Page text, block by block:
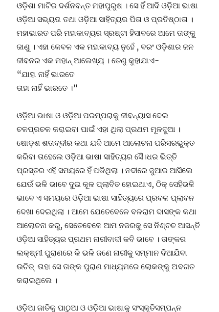
ଓଡ଼ିଶା ମାଟିର ଦର୍ଶନବନ୍ତ ମହାପୁରୁଷ । ସେ ହିଁ ଆଦି ଓଡ଼ିଆ ଭାଷା
ଓଡ଼ିଆ ସଭ୍ୟତା ତଥା ଓଡ଼ିଆ ସାହିତ୍ୟର ପିତା ଓ ପ୍ରତିଷ୍ଠାତା ।
ମହାଭାରତ ପରି ମହାକାବ୍ୟର ସ୍ରଷ୍ଟା ହିସାବରେ ଆମେ ତାଙ୍କୁ
ଜାଣୁ । ଏହା କେବଳ ଏକ ମହାକାବ୍ୟ ନୁହେଁ , ବରଂ ଓଡ଼ିଶାର ଜନ
ଜୀବନର ଏକ ମହାନ୍ ଆଲେଖ୍ୟ । ତେଣୁ କୁହାଯାଏ-
“ଯାହା ନାହିଁ ଭାରତେ
ତାହା ନାହିଁ ଭାରତେ ।”
ଓଡ଼ିଆ ଭାଷା ଓ ଓଡ଼ିଆ ପରମ୍ପରାକୁ ଜୀବନ୍ୟାସ ଦେଇ
ଚଳପ୍ରଚଳ କରାଇବା ପାଇଁ ଏହା ଥିଲା ପ୍ରଥମ ମୂଳଦୁଆ ।
ଷୋଡ଼ଶ ଶତାବ୍ଦୀର କଥା ଯଦି ଆମେ ଆଲୋଚନା ପରିସରଭୁକ୍ତ
କରିବା ତାହେଲେ ଓଡ଼ିଆ ଭାଷା ସାହିତ୍ୟର ସୈ।ଧର ଭିତ୍ତି
ପ୍ରସ୍ତର ଏହି ସମୟରେ ହିଁ ପଡିଥିଲା । ନଦୀରେ ଜୁଆର ଆସିଲେ
ଯେଉଁ ଭଳି ଭାବେ ଦୁଇ କୂଳ ପ୍ଲାବିତ ହୋଇଥାଏ, ଠିକ୍ ସେହିଭଳି
ଭାବେ ଏ ସମୟରେ ଓଡ଼ିଆ ଭାଷା ସାହିତ୍ୟରେ ପ୍ରବଳ ପ୍ଲାବନ
ଦେଖା ଦେଇଥିଲା । ଆମେ ଯେତେବେଳେ ବଳରାମ ଦାସଙ୍କ କଥା
ଆଲୋଚନା କରୁ, ସେତେବେଳେ ଆମ ନଜରକୁ ସେ ନିଶ୍ଚଚ ଆସନ୍ତି
ଓଡ଼ିଆ ସାହିତ୍ୟର ପ୍ରଥମ ନାରୀବାଦୀ କବି ଭାବେ । ତାଙ୍କର
ଲକ୍ଷ୍ମୀ ପୁରାଣରେ କି ଭଳି ଜଣେ ନାରୀକୁ ସମ୍ମାନ ଦିଆଯିବା
ଉଚିତ୍ ତାହା ସେ ତାଙ୍କ ପୁରାଣ ମାଧ୍ୟମରେ ଲୋକଙ୍କୁ ଅବଗତ
କରାଇଥିଲେ ।
ଓଡ଼ିଆ ଜାତିକୁ ପାଠୁଆ ଓ ଓଡ଼ିଆ ଭାଷାକୁ ସଂସ୍କୃତିସମ୍ପନ୍ନ